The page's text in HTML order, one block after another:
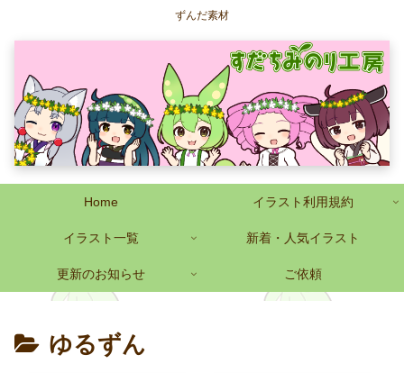
ずんだ素材
Home イラスト利用規約
イラスト一覧 新着・人気イラスト
更新のお知らせ ご依頼
ゆるずん